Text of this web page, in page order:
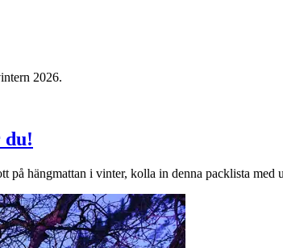
2026.
du!
hängmattan i vinter, kolla in denna packlista med